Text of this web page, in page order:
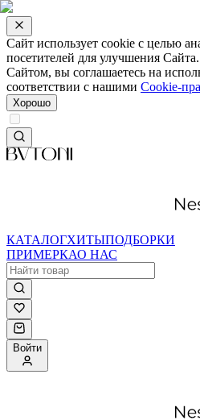
Сайт использует cookie с целью
посетителей для улучшения
Сайтом, вы соглашаетесь на
соответствии с нашими Cookie-
Хорошо
КАТАЛОГХИТЫПОДБОРКИ
ПРИМЕРКАО НАС
Войти